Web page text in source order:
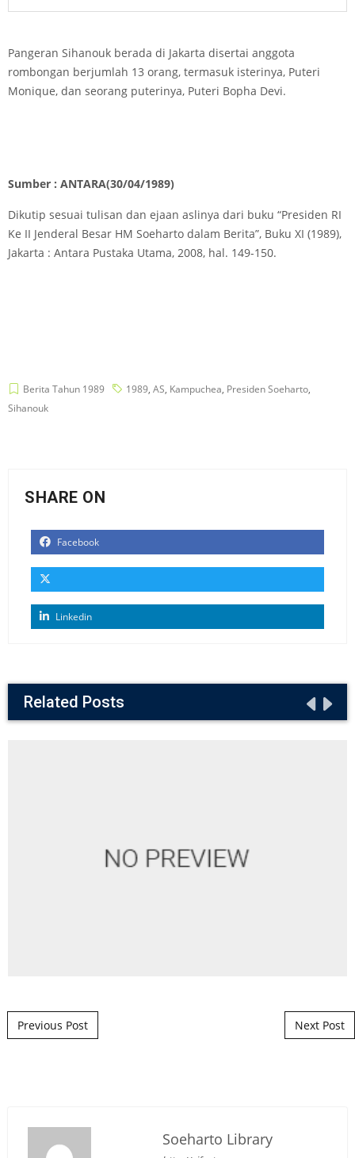
Pangeran Sihanouk berada di Jakarta disertai anggota
rombongan berjumlah 13 orang, termasuk isterinya, Puteri
Monique, dan seorang puterinya, Puteri Bopha Devi.
Sumber : ANTARA(30/04/1989)
Dikutip sesuai tulisan dan ejaan aslinya dari buku “Presiden RI
Ke II Jenderal Besar HM Soeharto dalam Berita”, Buku XI (1989),
Jakarta : Antara Pustaka Utama, 2008, hal. 149-150.
Berita Tahun 1989 1989, AS, Kampuchea, Presiden Soeharto,
Sihanouk
SHARE ON
Facebook
Linkedin
Related Posts
Post navigation
Previous Post Next Post
Soeharto Library